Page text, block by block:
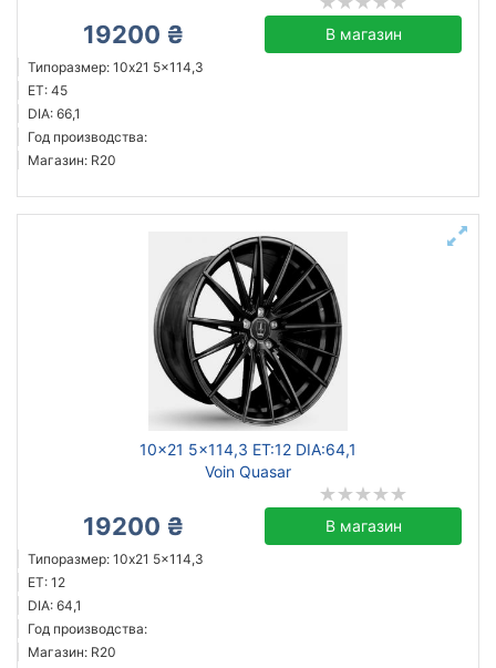
19200 ₴ В магазин
Типоразмер: 10x21 5x114,3
ET: 45
DIA: 66,1
Год производства:
Магазин: R20
10x21 5x114,3 ET:12 DIA:64,1
Voin Quasar
19200 ₴ В магазин
Типоразмер: 10x21 5x114,3
ET: 12
DIA: 64,1
Год производства:
Магазин: R20